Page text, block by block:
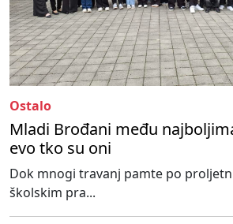
Ostalo
Mladi Brođani među
evo tko su oni
Dok mnogi travanj pamte po
školskim pra...